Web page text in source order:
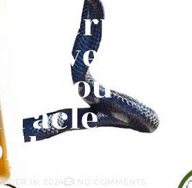
Serpent
:
ou
?
16, 2024 NO COMMENTS